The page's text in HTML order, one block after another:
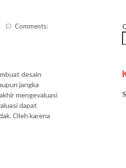
Comments:
desain
jangka
mengevaluasi
dapat
Oleh karena